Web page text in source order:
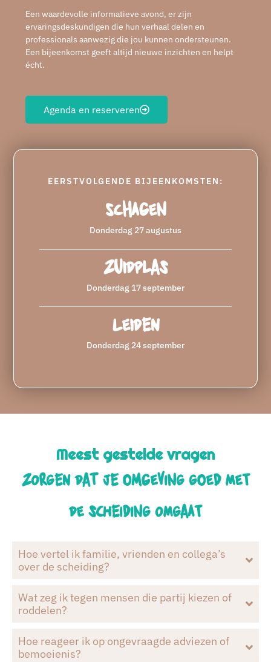
Een waardevolle informatieve avond, er zijn
ervaringsdeskundigen die hun verhaal delen en
professionals aanwezig die jou kunnen ondersteunen.
Een bijeenkomst geeft altijd nieuwe inzichten en helpt
écht.
Agenda en reserveren
EERSTVOLGENDE BIJEENKOMSTEN:
Schagen
Donderdag 27 augustus
Zuidplas
Donderdag 17 september
Leiden
Donderdag 24 september
Meest gestelde vragen
Zorgen dat je omgeving goed met
de scheiding omgaat
Hoe vertel ik familie, vrienden en collega’s
over de scheiding?
Wat zeg ik tegen mensen die partij kiezen of
roddelen?
Hoe reageer ik op ongevraagde adviezen of
bemoeienis?